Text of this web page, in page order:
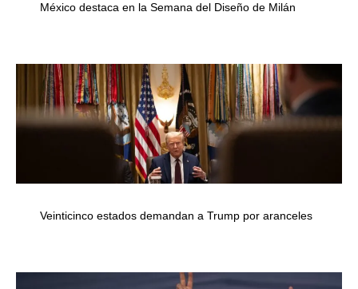
México destaca en la Semana del Diseño de Milán
Veinticinco estados demandan a Trump por aranceles